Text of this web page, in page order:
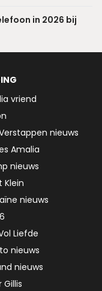
in 2026 bij
vriend
nieuws
Amalia
nieuws
Klein
nieuws
Liefde
nieuws
nieuws
Gillis